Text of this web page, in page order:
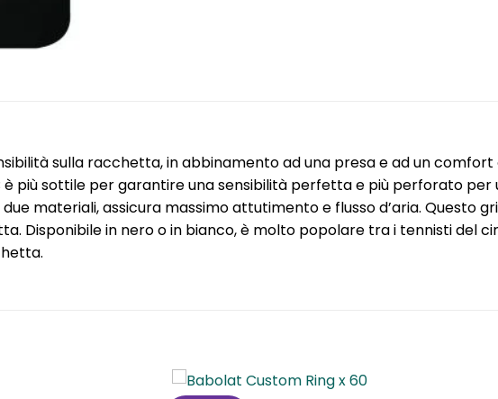
sulla racchetta, in abbinamento ad una presa e ad un
è più sottile per garantire una sensibilità perfetta e più perforato
materiali, assicura massimo attutimento e flusso d’aria. Questo
Disponibile in nero o in bianco, è molto popolare tra i tennisti del